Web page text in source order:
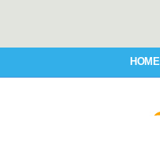
HOME